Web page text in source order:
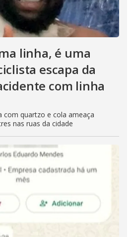
linha, é uma
escapa da
com linha
com quartzo e cola ameaça
nas ruas da cidade